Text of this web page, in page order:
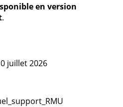
en version
.
juillet 2026